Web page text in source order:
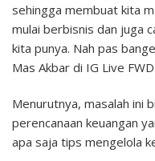
sehingga membuat kita
mulai berbisnis dan juga
kita punya. Nah pas
Mas Akbar di IG Live
Menurutnya, masalah ini
perencanaan keuangan
apa saja tips mengelola